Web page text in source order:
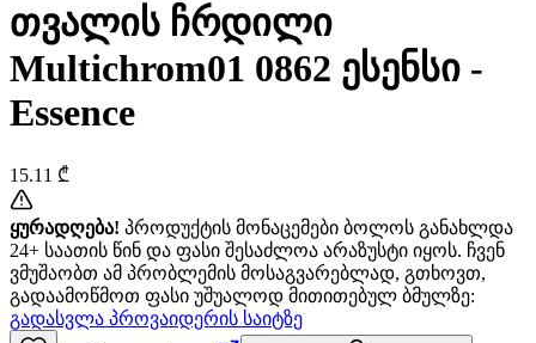
თვალის ჩრდილი
Multichrom01 0862 ესენსი -
Essence
15.11 ₾
ყურადღება! პროდუქტის მონაცემები ბოლოს განახლდა
24+ საათის წინ და ფასი შესაძლოა არაზუსტი იყოს. ჩვენ
ვმუშაობთ ამ პრობლემის მოსაგვარებლად, გთხოვთ,
გადაამოწმოთ ფასი უშუალოდ მითითებულ ბმულზე:
გადასვლა პროვაიდერის საიტზე